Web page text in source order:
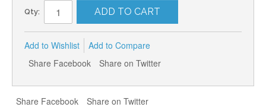
Qty: ADD TO CART
Add to Wishlist
Add to Compare
Share Facebook
Share on Twitter
Share Facebook Share on Twitter